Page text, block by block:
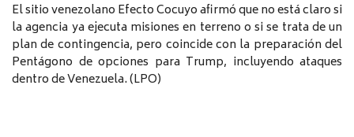
El sitio venezolano Efecto Cocuyo afirmó que no está claro si
la agencia ya ejecuta misiones en terreno o si se trata de un
plan de contingencia, pero coincide con la preparación del
Pentágono de opciones para Trump, incluyendo ataques
dentro de Venezuela. (LPO)